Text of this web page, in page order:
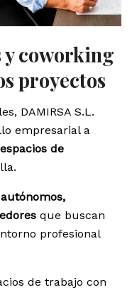
y coworking
proyectos
DAMIRSA S.L.
empresarial a
de
autónomos,
que buscan
profesional
de trabajo con